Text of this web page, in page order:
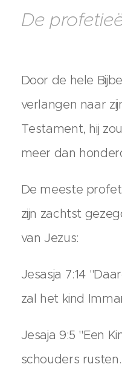
De
Door de hele
verlangen naar
Testament, hij
meer dan
De meeste
zijn zachtst
van Jezus:
Jesasja 7:14
zal het kind
Jesaja 9:5 "Een
schouders